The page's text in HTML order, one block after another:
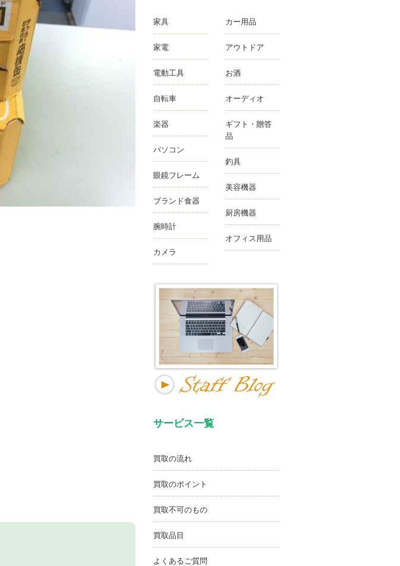
家具
家電
電動工具
自転車
楽器
パソコン
眼鏡フレーム
ブランド食器
腕時計
カメラ
カー用品
アウトドア
お酒
オーディオ
ギフト・贈答
品
釣具
美容機器
厨房機器
オフィス用品
サービス一覧
買取の流れ
買取のポイント
買取不可のもの
買取品目
よくあるご質問